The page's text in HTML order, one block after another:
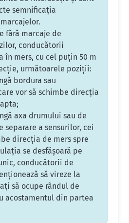
semnificaţia
fără marcaje de
conducătorii
în mers, cu cel puţin 50 m
următoarele poziţii:
bordura sau
vor să schimbe direcţia
axa drumului sau de
separare a sensurilor, cei
direcţia de mers spre
se desfăşoară pe
conducătorii de
să vireze la
să ocupe rândul de
acostamentul din partea